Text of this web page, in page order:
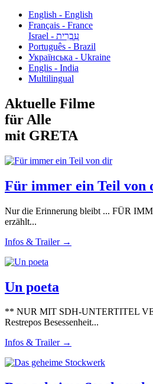
English - English
Français - France
עִבְרִית - Israel
Português - Brazil
Українська - Ukraine
Englis - India
Multilingual
Aktuelle Filme
für Alle
mit GRETA
Für immer ein Teil von
Nur die Erinnerung bleibt ... FÜR
erzählt...
Infos & Trailer →
Un poeta
** NUR MIT SDH-UNTERTITEL
Restrepos Besessenheit...
Infos & Trailer →